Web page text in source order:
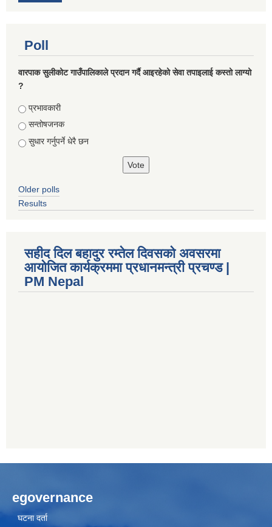
Poll
वारपाक सुलीकोट गाउँपालिकाले प्रदान गर्दै आइरहेको सेवा तपाइलाई कस्तो लाग्यो
?
Choices
प्रभावकारी
सन्तोषजनक
सुधार गर्नुपर्ने धेरै छन
Older polls
Results
सहीद दिल बहादुर रम्तेल दिवसको अवसरमा
आयोजित कार्यक्रममा प्रधानमन्त्री प्रचण्ड |
PM Nepal
egovernance
घटना दर्ता